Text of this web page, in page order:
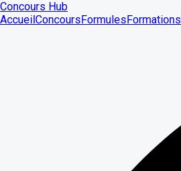
Concours Hub
AccueilConcoursFormulesFormations